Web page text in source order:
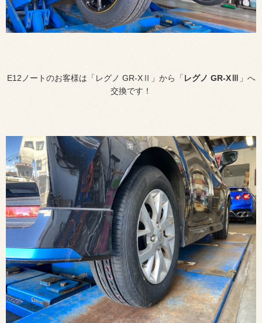
E12ノートのお客様は「レグノ GR-XⅡ」から「 レグノ GR-XⅢ 」へ
交換です！